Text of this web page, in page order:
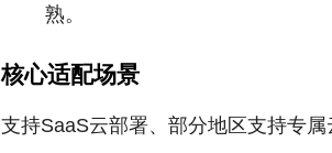
熟。
核心适配场景
支持SaaS云部署、部分地区支持专